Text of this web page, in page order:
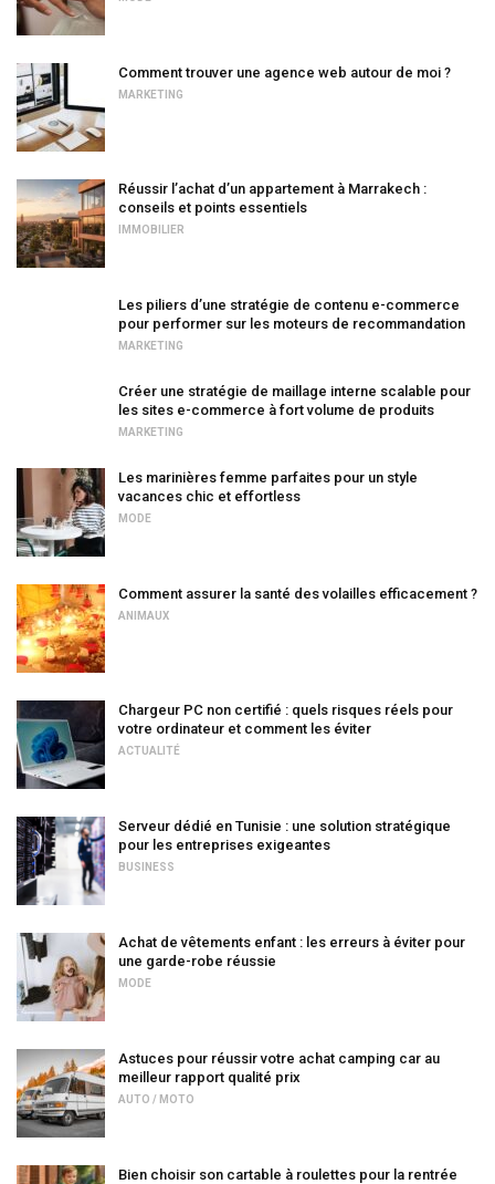
Comment trouver une agence web autour de moi ?
MARKETING
Réussir l’achat d’un appartement à Marrakech :
conseils et points essentiels
IMMOBILIER
Les piliers d’une stratégie de contenu e-commerce
pour performer sur les moteurs de recommandation
MARKETING
Créer une stratégie de maillage interne scalable pour
les sites e-commerce à fort volume de produits
MARKETING
Les marinières femme parfaites pour un style
vacances chic et effortless
MODE
Comment assurer la santé des volailles efficacement ?
ANIMAUX
Chargeur PC non certifié : quels risques réels pour
votre ordinateur et comment les éviter
ACTUALITÉ
Serveur dédié en Tunisie : une solution stratégique
pour les entreprises exigeantes
BUSINESS
Achat de vêtements enfant : les erreurs à éviter pour
une garde-robe réussie
MODE
Astuces pour réussir votre achat camping car au
meilleur rapport qualité prix
AUTO / MOTO
Bien choisir son cartable à roulettes pour la rentrée